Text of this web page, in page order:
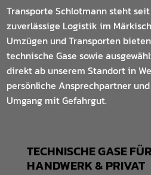
Transporte Schlotmann steht
zuverlässige Logistik im
Umzügen und Transporten
technische Gase sowie
direkt ab unserem Standort in
persönliche Ansprechpartner
Umgang mit Gefahrgut.
TECHNISCHE GASE
HANDWERK & PRIVAT